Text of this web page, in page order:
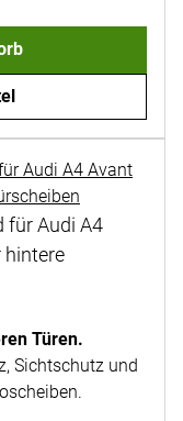
für Audi A4
hintere
Türen.
Sichtschutz und